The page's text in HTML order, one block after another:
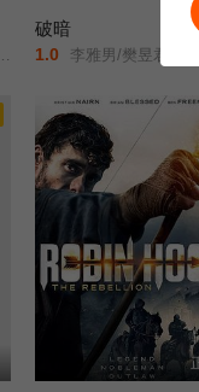
破暗
1.0 李雅男/樊昱君/娄淇/蒋菲